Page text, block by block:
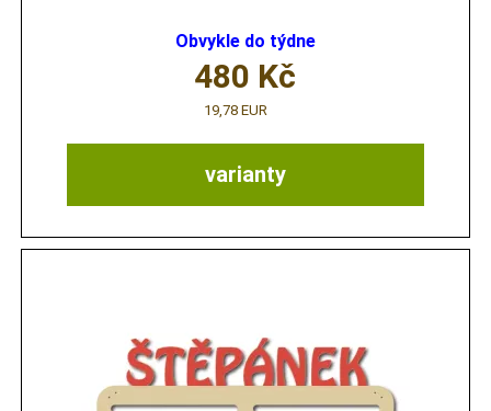
Obvykle do týdne
varianty
480 Kč
19,78 EUR